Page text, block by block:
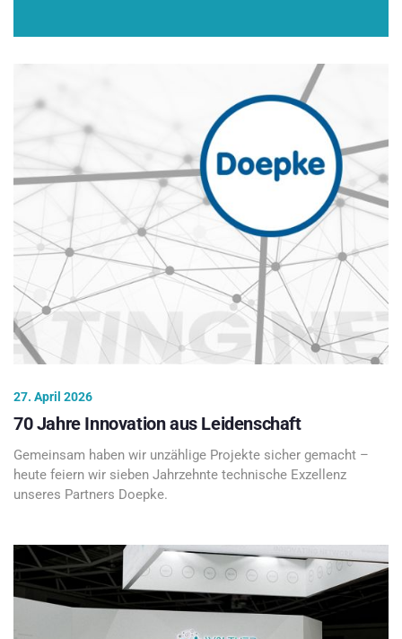
27. April 2026
70 Jahre Innovation aus Leidenschaft
Gemeinsam haben wir unzählige Projekte sicher gemacht –
heute feiern wir sieben Jahrzehnte technische Exzellenz
unseres Partners Doepke.